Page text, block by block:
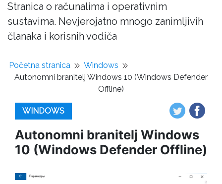
Stranica o računalima i operativnim
sustavima. Nevjerojatno mnogo zanimljivih
članaka i korisnih vodiča
Početna stranica
Windows
Autonomni branitelj Windows 10 (Windows Defender
Offline)
WINDOWS
Autonomni branitelj Windows
10 (Windows Defender Offline)